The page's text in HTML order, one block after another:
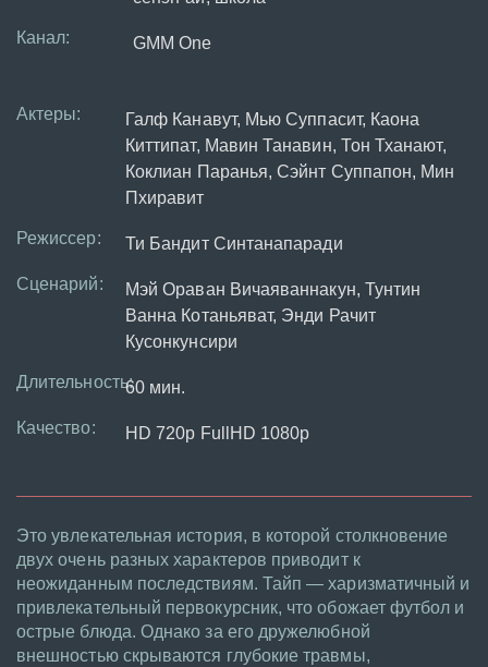
Канал: GMM One
Актеры:
Галф Канавут, Мью Суппасит, Каона
Киттипат, Мавин Танавин, Тон Тханают,
Коклиан Паранья, Сэйнт Суппапон, Мин
Пхиравит
Режиссер: Ти Бандит Синтанапаради
Сценарий:
Мэй Ораван Вичаяваннакун, Тунтин
Ванна Котаньяват, Энди Рачит
Кусонкунсири
Длительность:60 мин.
Качество: HD 720p FullHD 1080p
Это увлекательная история, в которой столкновение
двух очень разных характеров приводит к
неожиданным последствиям. Тайп — харизматичный и
привлекательный первокурсник, что обожает футбол и
острые блюда. Однако за его дружелюбной
внешностью скрываются глубокие травмы,